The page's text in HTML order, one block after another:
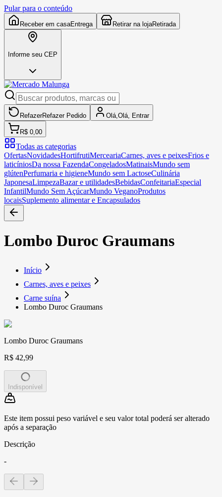
Pular para o conteúdo
Receber em casaEntrega Retirar na lojaRetirada
Informe seu CEP
RefazerRefazer Pedido Olá, Olá, Entrar
R$ 0,00
Todas as categorias
OfertasNovidadesHortifrutiMerceariaCarnes, aves e peixesFrios e
laticíniosDa nossa FazendaCongeladosMatinaisMundo sem
glútenPerfumaria e higieneMundo sem LactoseCulinária
JaponesaLimpezaBazar e utilidadesBebidasConfeitariaEspecial
InfantilMundo Sem AçúcarMundo VeganoProdutos
locaisSuplemento alimentar e Encapsulados
Lombo Duroc Graumans
Início
Carnes, aves e peixes
Carne suína
Lombo Duroc Graumans
Lombo Duroc Graumans
R$ 42,99
Indisponível
Este item possui peso variável e seu valor total poderá ser alterado
após a separação
Descrição
-